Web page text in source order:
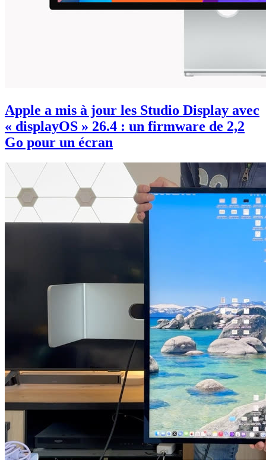
Apple a mis à jour les Studio Display avec
« displayOS » 26.4 : un firmware de 2,2
Go pour un écran